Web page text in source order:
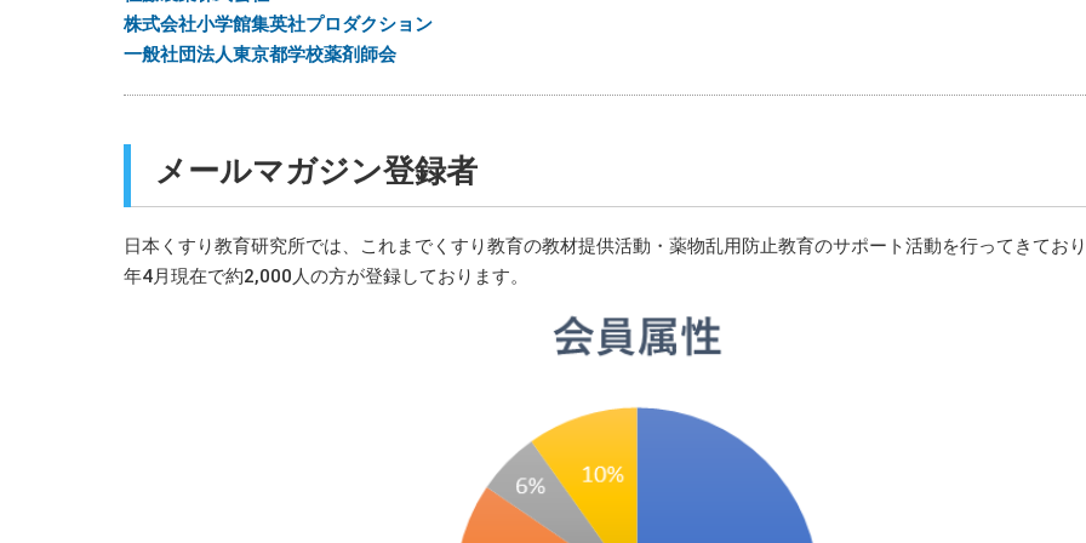
株式会社小学館集英社プロダクション
一般社団法人東京都学校薬剤師会
メールマガジン登録者
日本くすり教育研究所では、これまでくすり教育の教材提供活動・薬物乱用防止教育のサポート活動を行ってきてお
年4月現在で約2,000人の方が登録しております。